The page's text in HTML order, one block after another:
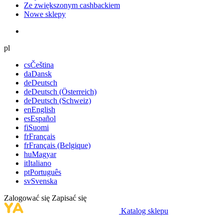
Ze zwiększonym cashbackiem
Nowe sklepy
pl
csČeština
daDansk
deDeutsch
deDeutsch (Österreich)
deDeutsch (Schweiz)
enEnglish
esEspañol
fiSuomi
frFrançais
frFrançais (Belgique)
huMagyar
itItaliano
ptPortuguês
svSvenska
Zalogować się Zapisać się
Katalog sklepu